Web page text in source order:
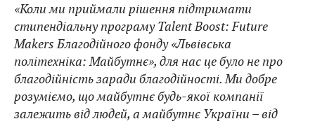
«Коли ми приймали рішення підтримати
стипендіальну програму Talent Boost: Future
Makers Благодійного фонду «Львівська
політехніка: Майбутнє», для нас це було не про
благодійність заради благодійності. Ми добре
розуміємо, що майбутнє будь-якої компанії
залежить від людей, а майбутнє України – від